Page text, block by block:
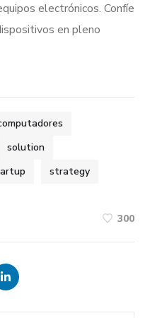
electrónicos. Confíe
en pleno
solution
strategy
300